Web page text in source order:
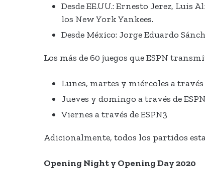
Desde EE.UU.: Ernesto Jerez, Luis
los New York Yankees.
Desde México: Jorge Eduardo
Los más de 60 juegos que ESPN
Lunes, martes y miércoles a través
Jueves y domingo a través de ESPN
Viernes a través de ESPN3
Adicionalmente, todos los partidos
Opening Night y Opening Day 2020